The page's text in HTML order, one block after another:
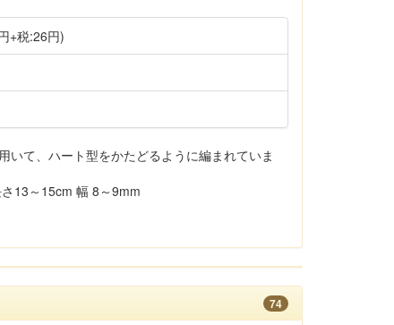
+税:26円)
いて、ハート型をかたどるように編まれていま
13～15cm 幅 8～9mm
74